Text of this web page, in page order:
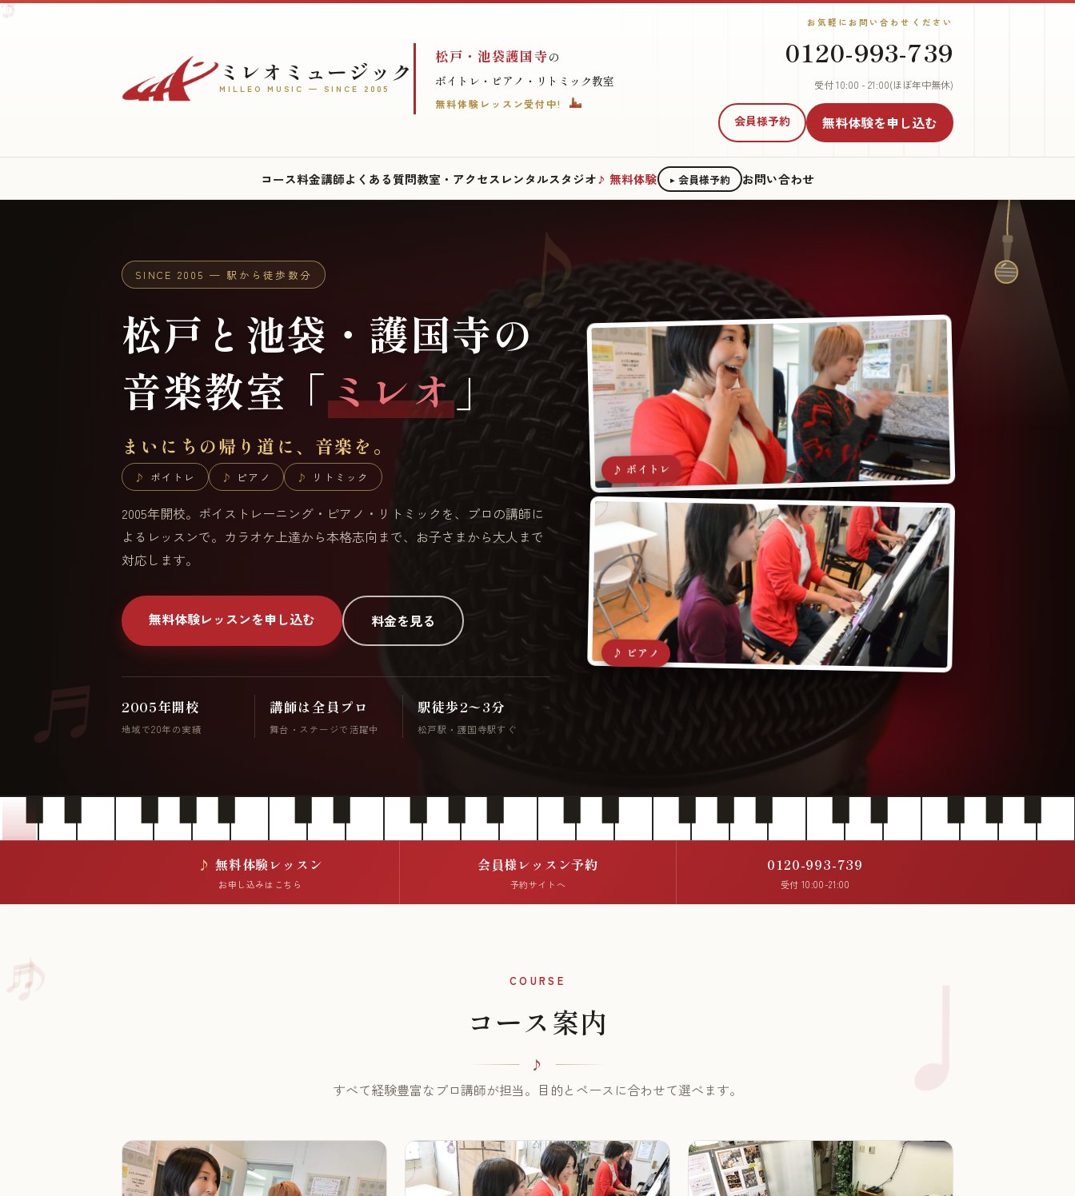
♪
♩
ミレオミュージック
MILLEO MUSIC — SINCE 2005
松戸・池袋護国寺の
ボイトレ・ピアノ・リトミック教室
無料体験レッスン受付中!
お気軽にお問い合わせください
0120-993-739
受付 10:00 - 21:00(ほぼ年中無休)
会員様予約 無料体験を申し込む
コース料金講師よくある質問教室・アクセス レンタルスタジオ 無料体験 会員様予約 お問い合わせ
♪
♪
SINCE 2005 — 駅から徒歩数分
松戸と池袋・護国寺の
音楽教室「ミレオ 」
まいにちの帰り道に、音楽を。
ボイトレ ピアノ リトミック
2005年開校。ボイストレーニング・ピアノ・リトミックを、プロの講師に
よるレッスンで。カラオケ上達から本格志向まで、お子さまから大人まで
対応します。
無料体験レッスンを申し込む 料金を見る
2005年開校
地域で20年の実績
講師は全員プロ
舞台・ステージで活躍中
駅徒歩2〜3分
松戸駅・護国寺駅すぐ
♪ ボイトレ
♪ ピアノ
無料体験レッスン
お申し込みはこちら
会員様レッスン予約
予約サイトへ
0120-993-739
受付 10:00-21:00
♬
♪ COURSE
コース案内
すべて経験豊富なプロ講師が担当。目的とペースに合わせて選べます。